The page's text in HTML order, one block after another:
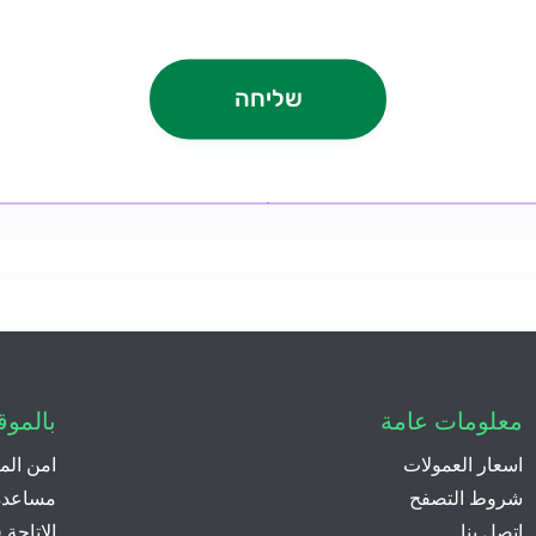
معلومات عامة
اسعار العمولات
شروط التصفح
امن